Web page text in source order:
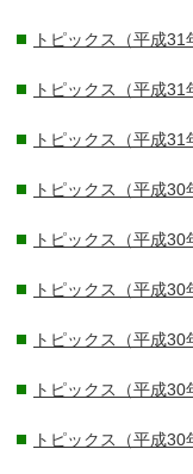
トピックス（平成31
トピックス（平成31
トピックス（平成31
トピックス（平成30
トピックス（平成30
トピックス（平成30
トピックス（平成30
トピックス（平成30
トピックス（平成30